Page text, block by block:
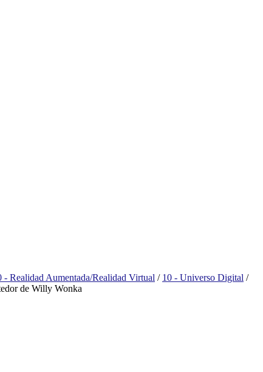
- Realidad Aumentada/Realidad Virtual / 10 - Universo Digital /
de Willy Wonka